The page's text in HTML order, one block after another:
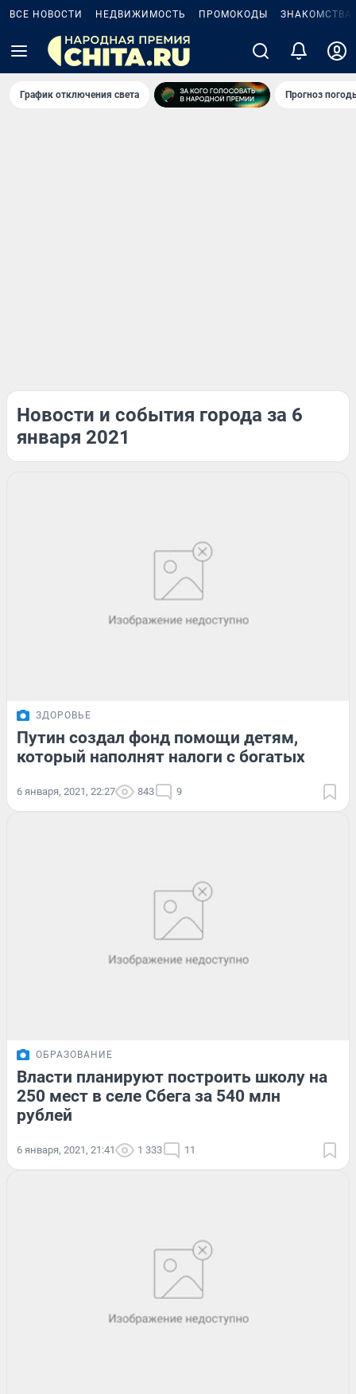
ВСЕ НОВОСТИ НЕДВИЖИМОСТЬ ПРОМОКОДЫ ЗНАКОМСТВА
График отключения света Прогноз
Новости и события города за 6
января 2021
ЗДОРОВЬЕ
Путин создал фонд помощи детям,
который наполнят налоги с богатых
6 января, 2021, 22:27 843 9
ОБРАЗОВАНИЕ
Власти планируют построить школу на
250 мест в селе Сбега за 540 млн
рублей
6 января, 2021, 21:41 1 333 11